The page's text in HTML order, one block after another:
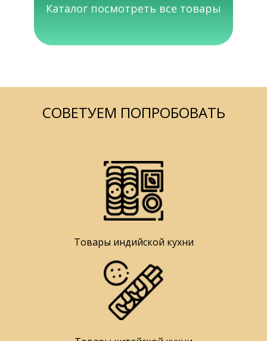
Каталог посмотреть все товары
СОВЕТУЕМ ПОПРОБОВАТЬ
Товары индийской кухни